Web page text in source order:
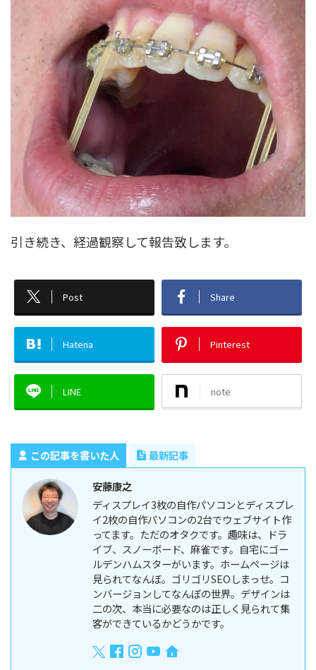
引き続き、経過観察して報告致します。
Post Share
Hatena Pinterest
LINE note
この記事を書いた人 最新記事
安藤康之
ディスプレイ3枚の自作パソコンとディスプレ
イ2枚の自作パソコンの2台でウェブサイト作
ってます。ただのオタクです。趣味は、ドラ
イブ、スノーボード、麻雀です。自宅にゴー
ルデンハムスターがいます。ホームページは
見られてなんぼ。ゴリゴリSEOしまっせ。コ
ンバージョンしてなんぼの世界。デザインは
二の次、本当に必要なのは正しく見られて集
客ができているかどうかです。